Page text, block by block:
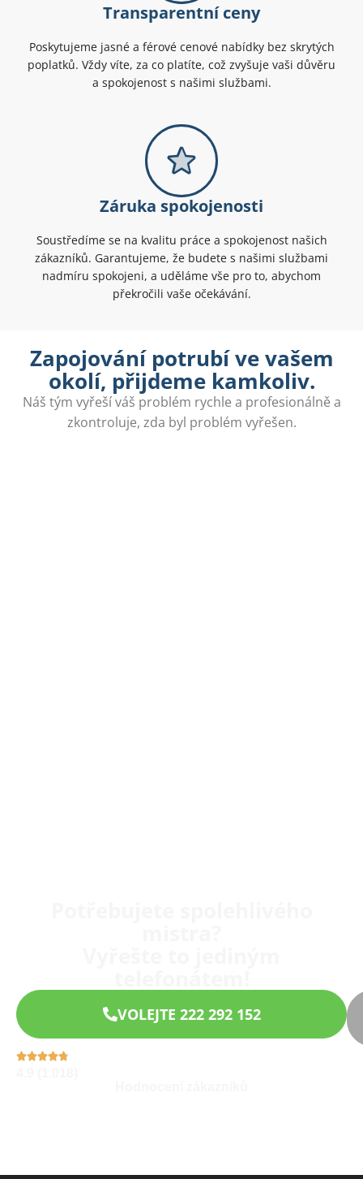
Transparentní ceny
Poskytujeme jasné a férové cenové nabídky bez skrytých
poplatků. Vždy víte, za co platíte, což zvyšuje vaši důvěru
a spokojenost s našimi službami.
Záruka spokojenosti
Soustředíme se na kvalitu práce a spokojenost našich
zákazníků. Garantujeme, že budete s našimi službami
nadmíru spokojeni, a uděláme vše pro to, abychom
překročili vaše očekávání.
Zapojování potrubí ve vašem
okolí, přijdeme kamkoliv.
Náš tým vyřeší váš problém rychle a profesionálně a
zkontroluje, zda byl problém vyřešen.
VOLEJTE 222 292 152